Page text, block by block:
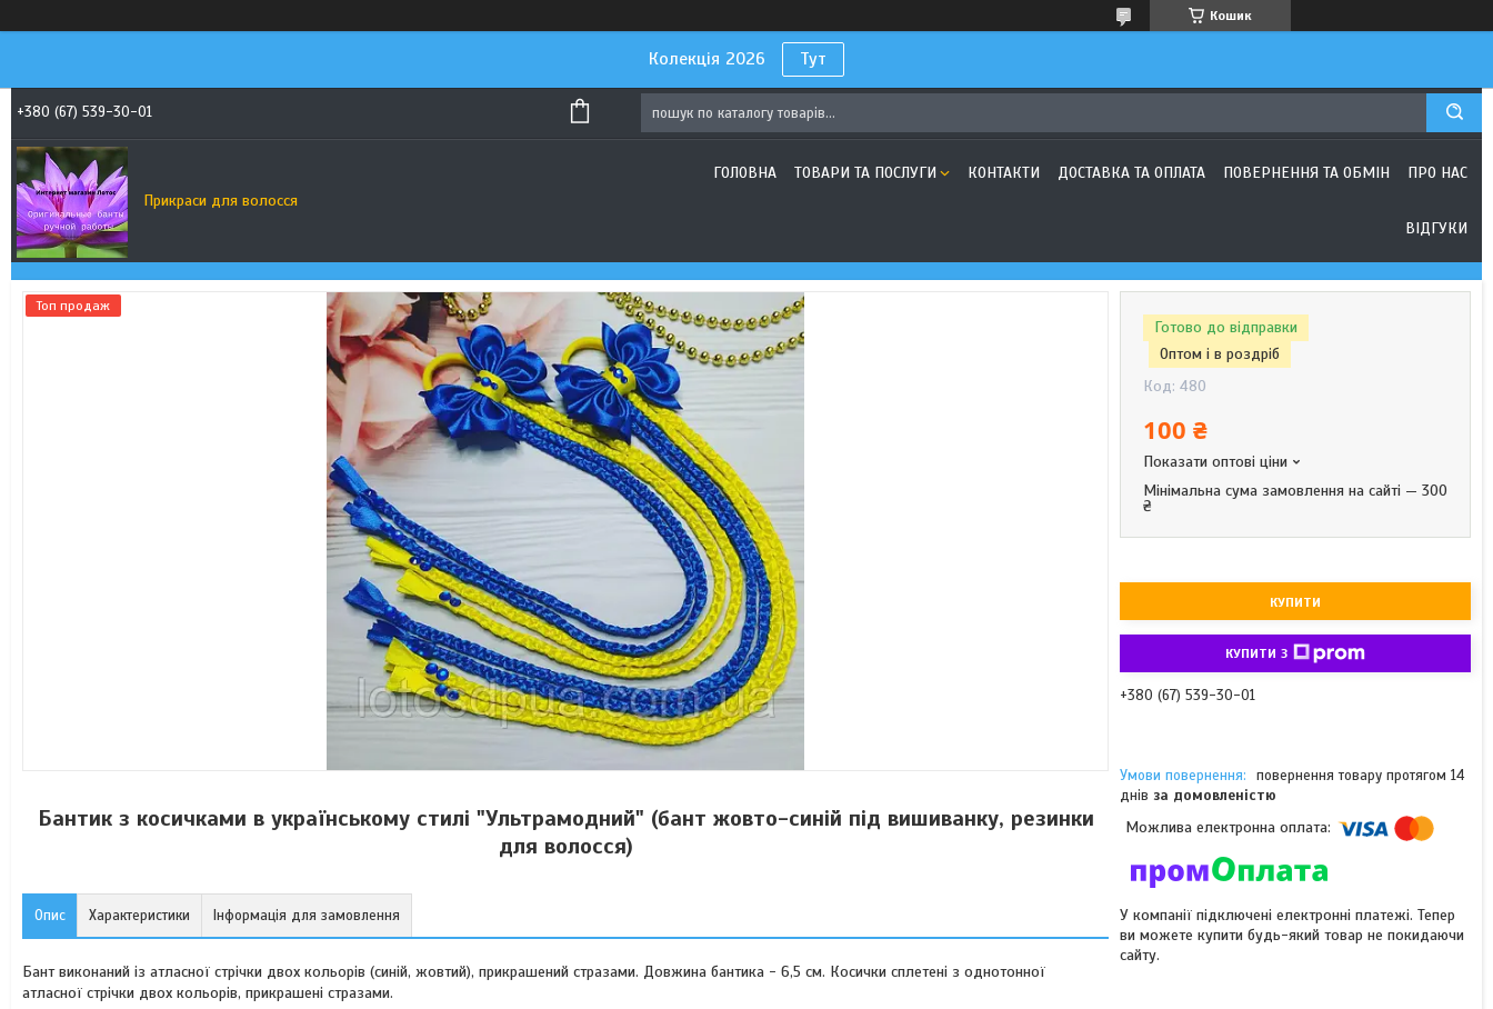
Кошик
Колекція 2026 Тут
+380 (67) 539-30-01
Прикраси для волосся
ГОЛОВНА ТОВАРИ ТА ПОСЛУГИ КОНТАКТИ ДОСТАВКА ТА ОПЛАТА ПОВЕРНЕННЯ ТА ОБМІН ПРО НАС
ВІДГУКИ
Топ продаж
Бантик з косичками в українському стилі "Ультрамодний" (бант жовто-синій під вишиванку, резинки
для волосся)
Опис Характеристики Інформація для замовлення
Бант виконаний із атласної стрічки двох кольорів (синій, жовтий), прикрашений стразами. Довжина бантика - 6,5 см. Косички сплетені з однотонної
атласної стрічки двох кольорів, прикрашені стразами.
Готово до відправки
Оптом і в роздріб
Код: 480
100 ₴
Показати оптові ціни
Мінімальна сума замовлення на сайті — 300
₴
КУПИТИ
КУПИТИ З
+380 (67) 539-30-01
повернення товару протягом 14
днів за домовленістю
У компанії підключені електронні платежі. Тепер
ви можете купити будь-який товар не покидаючи
сайту.